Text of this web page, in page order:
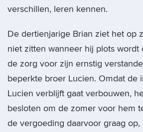
verschillen, leren kennen.
De dertienjarige Brian ziet het op
niet zitten wanneer hij plots wordt
de zorg voor zijn ernstig
beperkte broer Lucien. Omdat de
Lucien verblijft gaat verbouwen,
besloten om de zomer voor hem
de vergoeding daarvoor graag op,